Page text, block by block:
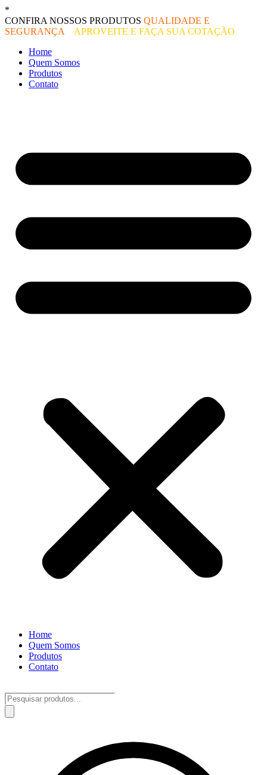
Ir
para
o
*
CONFIRA NOSSOS PRODUTOS QUALIDADE E
SEGURANÇA
APROVEITE E FAÇA SUA COTAÇÃO
Home
Quem Somos
Produtos
Contato
Home
Quem Somos
Produtos
Contato
Pesquisar
produtos